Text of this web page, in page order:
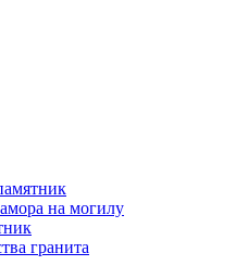
на могилу
гранита